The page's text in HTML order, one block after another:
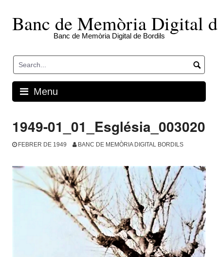
contentBanc de Memòria Digital
Banc de Memòria Digital de Bordils
Menu
1949-01_01_Església_003020
FEBRER DE 1949 BANC DE MEMÒRIA DIGITAL BORDILS